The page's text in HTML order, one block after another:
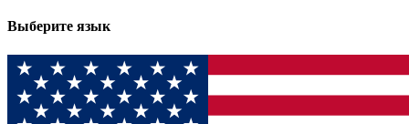
Выберите язык